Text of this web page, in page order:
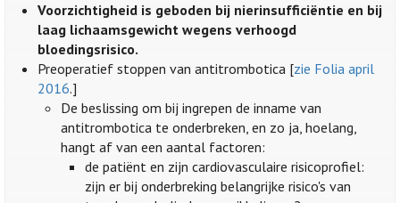
Voorzichtigheid is geboden bij nierinsufficiëntie en bij
laag lichaamsgewicht wegens verhoogd
bloedingsrisico.
Preoperatief stoppen van antitrombotica [zie Folia april
2016.]
De beslissing om bij ingrepen de inname van
antitrombotica te onderbreken, en zo ja, hoelang,
hangt af van een aantal factoren:
de patiënt en zijn cardiovasculaire risicoprofiel:
zijn er bij onderbreking belangrijke risico's van